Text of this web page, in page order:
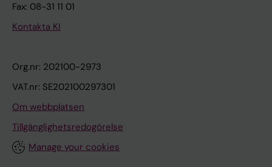
Fax: 08-31 11 01
Kontakta KI
Org.nr: 202100-2973
VAT.nr: SE202100297301
Om webbplatsen
Tillgänglighetsredogörelse
Manage your cookies